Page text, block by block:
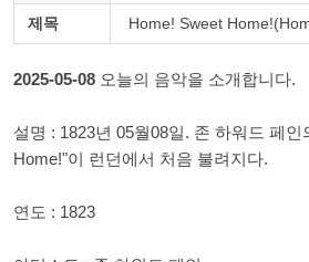
제목 Home! Sweet
2025-05-08 오늘의 음악을 소개합니다.
설명 : 1823년 05월08일. 존 하워드 페인
Home!"이 런던에서 처음 불려지다.
연도 : 1823